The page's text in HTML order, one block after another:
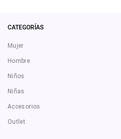
CATEGORÍAS
Mujer
Hombre
Niños
Niñas
Accesorios
Outlet